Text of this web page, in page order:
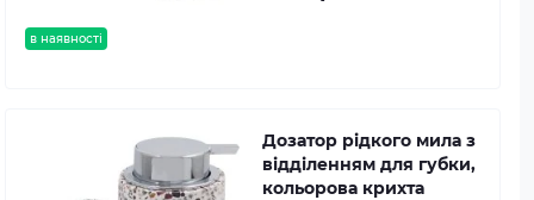
в наявності
Дозатор рідкого мила з
відділенням для губки,
кольорова крихта